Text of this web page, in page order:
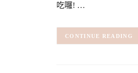
吃囉! …
CONTINUE READING